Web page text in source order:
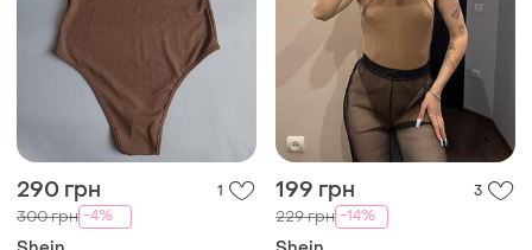
290 грн 1
300 грн -4%
Боді розмір м
M
199 грн
229 грн -14%
Боді - хс-м
і ще 1